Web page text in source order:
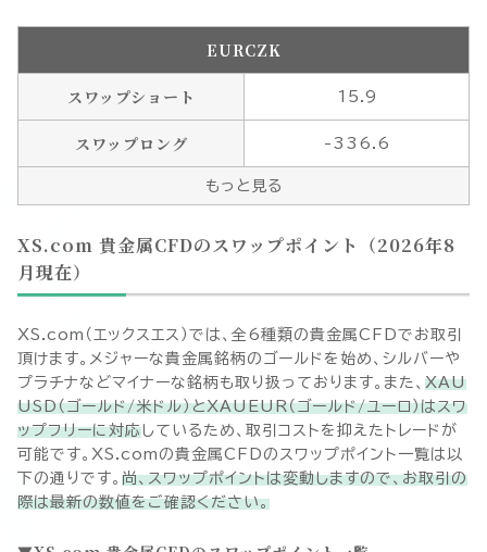
EURCZK
スワップショート 15.9
スワップロング -336.6
もっと見る
XS.com 貴金属CFDのスワップポイント（2026年8
月現在）
XS.com（エックスエス）では、全 6種類の貴金属CFDでお取引
頂けます。メジャーな貴金属銘柄のゴールドを始め、シルバーや
プラチナなどマイナーな銘柄も取り扱っております。また、 XAU
USD（ゴールド/米ドル）とXAUEUR（ゴールド/ユーロ）はスワ
ップフリーに対応 しているため、取引コストを抑えたトレードが
可能です。XS.comの貴金属CFDのスワップポイント一覧は以
下の通りです。 尚、スワップポイントは変動しますので、お取引の
際は最新の数値をご確認ください。